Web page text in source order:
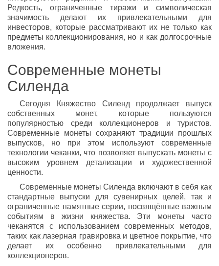
Редкость, ограниченные тиражи и символическая
значимость делают их привлекательными для
инвесторов, которые рассматривают их не только как
предметы коллекционирования, но и как долгосрочные
вложения.
Современные монеты
Силенда
Сегодня Княжество Силенд продолжает выпуск
собственных монет, которые пользуются
популярностью среди коллекционеров и туристов.
Современные монеты сохраняют традиции прошлых
выпусков, но при этом используют современные
технологии чеканки, что позволяет выпускать монеты с
высоким уровнем детализации и художественной
ценности.
Современные монеты Силенда включают в себя как
стандартные выпуски для сувенирных целей, так и
ограниченные памятные серии, посвящённые важным
событиям в жизни княжества. Эти монеты часто
чеканятся с использованием современных методов,
таких как лазерная гравировка и цветное покрытие, что
делает их особенно привлекательными для
коллекционеров.